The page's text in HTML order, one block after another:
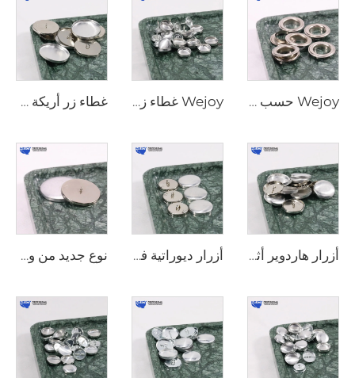
Wejoy حسب المقاس المخصص قطع معدنية أثاث مغطى خلفية مسطحة ساق معدنية زر كروي دائري مغطى زر ضغط Wejoy غطاء زر دائري ديكور مفيد موجز قماش تنجيد بالجملة غطاء زر ألمونيوم غطاء زر أريكة من هاردوير الأثاث العصري من وي جوي، وزر مغطى مقاوم للماء مع حافة محيطة
أزرار هاردوير أثاث على شكل دائرة بساق فضية من وي جوي، أزرار قابلة لإعادة الاستخدام مع غطاء معدني للتغطية على الكنب أزرار ديوراتية فضية كريستالية بمقاسات 20 مم، 22 مم، 25 مم من وي جوي لتزيين الأثاث والكنب نوع جديد من وي جوي، أزرار غطاء خلفية مسطحة مستوية، قشرة ضغط ذاتي، أزرار تغطية للستائر والكنب والقماش